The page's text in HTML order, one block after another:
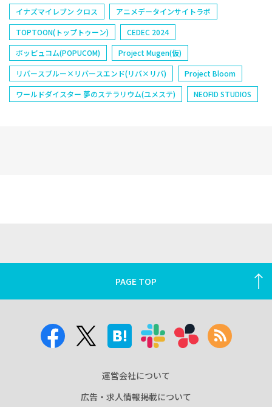
イナズマイレブン クロス
アニメデータインサイトラボ
TOPTOON(トップトゥーン)
CEDEC 2024
ポッピュコム(POPUCOM)
Project Mugen(仮)
リバースブルー×リバースエンド(リバ×リバ)
Project Bloom
ワールドダイスター 夢のステラリウム(ユメステ)
NEOFID STUDIOS
PAGE TOP
運営会社について
広告・求人情報掲載について